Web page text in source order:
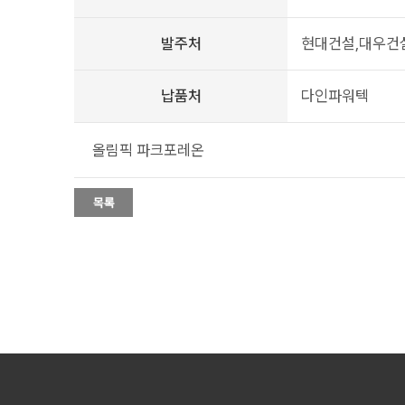
발주처 현대건설,대우
납품처 다인파워텍
올림픽 파크포레온